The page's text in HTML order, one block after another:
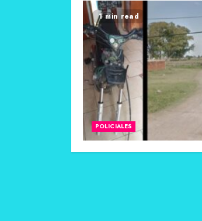
1 min read
POLICIALES